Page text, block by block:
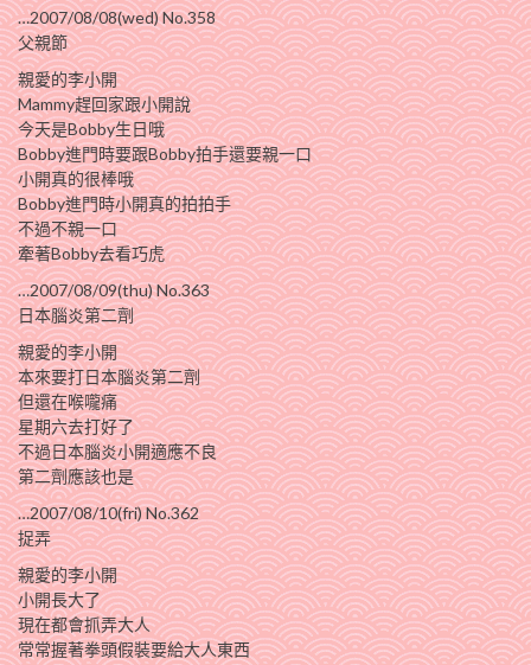
…2007/08/08(wed) No.358
父親節
親愛的李小開
Mammy趕回家跟小開說
今天是Bobby生日哦
Bobby進門時要跟Bobby拍手還要親一口
小開真的很棒哦
Bobby進門時小開真的拍拍手
不過不親一口
牽著Bobby去看巧虎
…2007/08/09(thu) No.363
日本腦炎第二劑
親愛的李小開
本來要打日本腦炎第二劑
但還在喉嚨痛
星期六去打好了
不過日本腦炎小開適應不良
第二劑應該也是
…2007/08/10(fri) No.362
捉弄
親愛的李小開
小開長大了
現在都會抓弄大人
常常握著拳頭假裝要給大人東西